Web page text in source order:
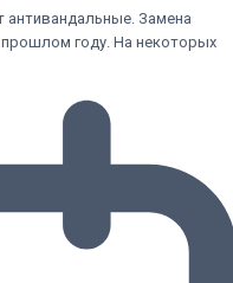
антивандальные. Замена
году. На некоторых